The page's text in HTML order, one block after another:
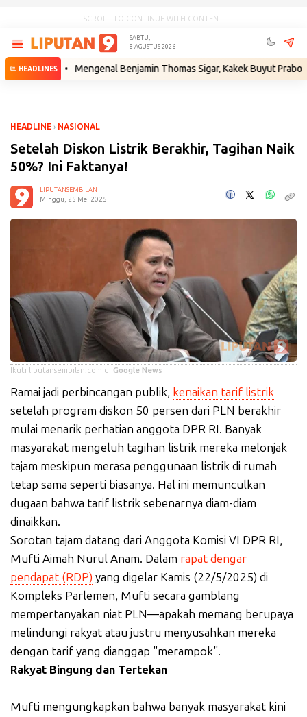
SCROLL TO CONTINUE WITH CONTENT
SABTU,
8 AGUSTUS 2026
HEADLINES
• Mengenal Benjamin Thomas Sigar, Kakek Buyut Prabowo dari
HEADLINE › NASIONAL
Setelah Diskon Listrik Berakhir, Tagihan Naik
50%? Ini Faktanya!
LIPUTANSEMBILAN
Minggu, 25 Mei 2025
Ikuti liputansembilan.com di Google News
Ramai jadi perbincangan publik, kenaikan tarif listrik
setelah program diskon 50 persen dari PLN berakhir
mulai menarik perhatian anggota DPR RI. Banyak
masyarakat mengeluh tagihan listrik mereka melonjak
tajam meskipun merasa penggunaan listrik di rumah
tetap sama seperti biasanya. Hal ini memunculkan
dugaan bahwa tarif listrik sebenarnya diam-diam
dinaikkan.
Sorotan tajam datang dari Anggota Komisi VI DPR RI,
Mufti Aimah Nurul Anam. Dalam rapat dengar
pendapat (RDP) yang digelar Kamis (22/5/2025) di
Kompleks Parlemen, Mufti secara gamblang
mempertanyakan niat PLN—apakah memang berupaya
melindungi rakyat atau justru menyusahkan mereka
dengan tarif yang dianggap "merampok".
Rakyat Bingung dan Tertekan
Mufti mengungkapkan bahwa banyak masyarakat kini